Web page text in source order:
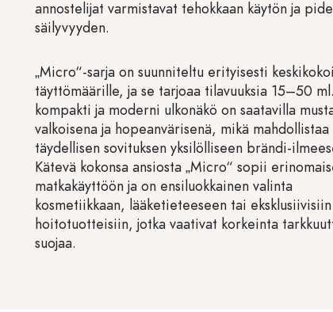
annostelijat varmistavat tehokkaan käytön ja
säilyvyyden.
„Micro“-sarja on suunniteltu erityisesti
täyttömäärille, ja se tarjoaa tilavuuksia 15–50
kompakti ja moderni ulkonäkö on saatavilla
valkoisena ja hopeanvärisenä, mikä mahdollistaa
täydellisen sovituksen yksilölliseen brändi-
Kätevä kokonsa ansiosta „Micro“ sopii
matkakäyttöön ja on ensiluokkainen valinta
kosmetiikkaan, lääketieteeseen tai eksklusiivisiin
hoitotuotteisiin, jotka vaativat korkeinta
suojaa.